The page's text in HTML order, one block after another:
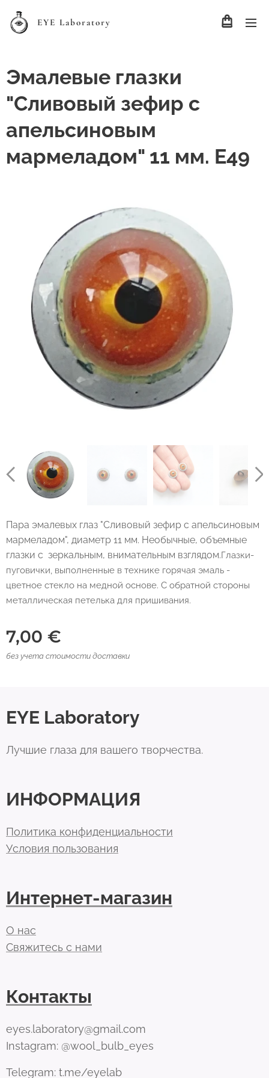
EYE Laboratory
Эмалевые глазки
"Сливовый зефир с
апельсиновым
мармеладом" 11 мм. Е49
Пара эмалевых глаз "Сливовый зефир с апельсиновым
мармеладом", диаметр 11 мм. Необычные, объемные
глазки с зеркальным, внимательным взглядом.Глазки-
пуговички, выполненные в технике горячая эмаль -
цветное стекло на медной основе. С обратной стороны
металлическая петелька для пришивания.
7,00 €
без учета стоимости доставки
EYE Laboratory
Лучшие глаза для вашего творчества.
ИНФОРМАЦИЯ
Политика конфиденциальности
Условия пользования
Интернет-магазин
О нас
Свяжитесь с нами
Контакты
eyes.laboratory@gmail.com
Instagram: @wool_bulb_eyes
Telegram: t.me/eyelab